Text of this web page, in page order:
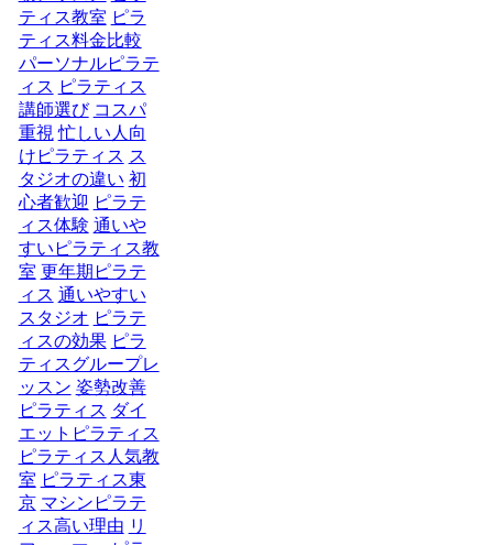
ティス教室 ピラ
ティス料金比較
パーソナルピラテ
ィス ピラティス
講師選び コスパ
重視 忙しい人向
けピラティス ス
タジオの違い 初
心者歓迎 ピラテ
ィス体験 通いや
すいピラティス教
室 更年期ピラテ
ィス 通いやすい
スタジオ ピラテ
ィスの効果 ピラ
ティスグループレ
ッスン 姿勢改善
ピラティス ダイ
エットピラティス
ピラティス人気教
室 ピラティス東
京 マシンピラテ
ィス高い理由 リ